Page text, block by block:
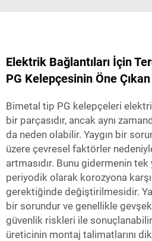
Elektrik Bağlantıları İçin
PG Kelepçesinin Öne
Bimetal tip PG kelepçeleri
bir parçasıdır, ancak aynı
da neden olabilir. Yaygın bir
üzere çevresel faktörler
artmasıdır. Bunu gidermenin
periyodik olarak korozyona
gerektiğinde değiştirilmesidir.
bir sorundur ve genellikle
güvenlik riskleri ile
üreticinin montaj talimatlarını